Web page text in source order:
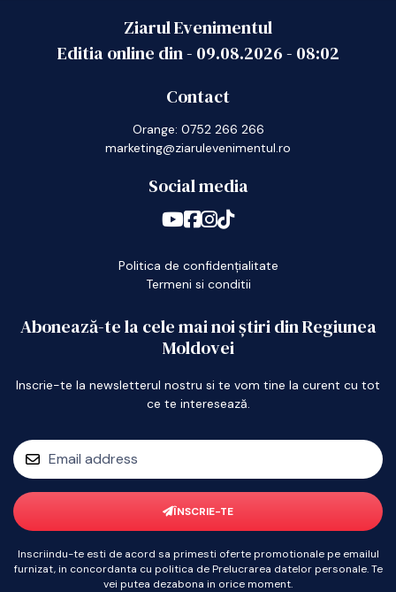
Ziarul Evenimentul
Editia online din - 09.08.2026- 08:02
Contact
Orange: 0752 266 266
marketing@ziarulevenimentul.ro
Social media
Politica de confidențialitate
Termeni si conditii
Abonează-te la cele mai noi știri din Regiunea
Moldovei
Inscrie-te la newsletterul nostru si te vom tine la curent cu tot
ce te interesează.
ÎNSCRIE-TE
Inscriindu-te esti de acord sa primesti oferte promotionale pe emailul
furnizat, in concordanta cu politica de Prelucrarea datelor personale. Te
vei putea dezabona in orice moment.